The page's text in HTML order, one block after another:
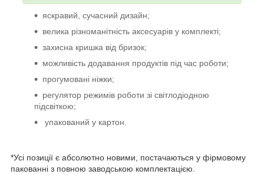
яскравий, сучасний дизайн;
велика різноманітність аксесуарів у комплекті;
захисна кришка від бризок;
можливість додавання продуктів під час роботи;
прогумовані ніжки;
регулятор режимів роботи зі світлодіодною
підсвіткою;
упакований у картон.
*Усі позиції є абсолютно новими, постачаються у фірмовому
пакованні з повною заводською комплектацією.